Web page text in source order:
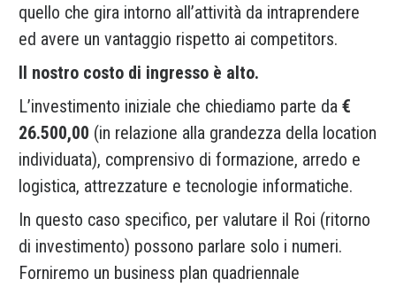
quello che gira intorno all’attività da intraprendere
ed avere un vantaggio rispetto ai competitors.
Il nostro costo di ingresso è alto.
L’investimento iniziale che chiediamo parte da €
26.500,00 (in relazione alla grandezza della location
individuata), comprensivo di formazione, arredo e
logistica, attrezzature e tecnologie informatiche.
In questo caso specifico, per valutare il Roi (ritorno
di investimento) possono parlare solo i numeri.
Forniremo un business plan quadriennale